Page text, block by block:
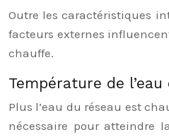
Outre les caractéristiques
facteurs externes
chauffe.
Température de l’eau
Plus l’eau du réseau est
nécessaire pour atteindre